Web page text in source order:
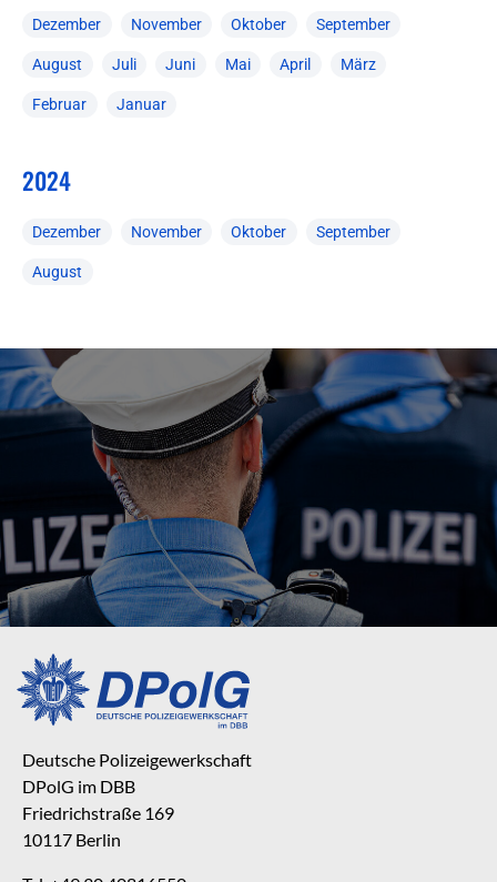
Dezember November Oktober September
August Juli Juni Mai April März
Februar Januar
2024
Dezember November Oktober September
August
Deutsche Polizeigewerkschaft
DPolG im DBB
Friedrichstraße 169
10117 Berlin